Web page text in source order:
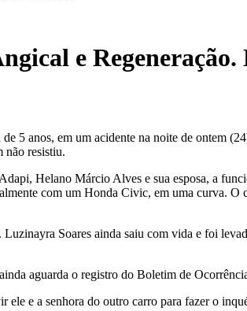
e
5 anos, em um acidente na noite de ontem
não resistiu.
Helano Márcio Alves e sua esposa, a
com um Honda Civic, em uma curva.
Soares ainda saiu com vida e foi
aguarda o registro do Boletim de
e a senhora do outro carro para fazer o